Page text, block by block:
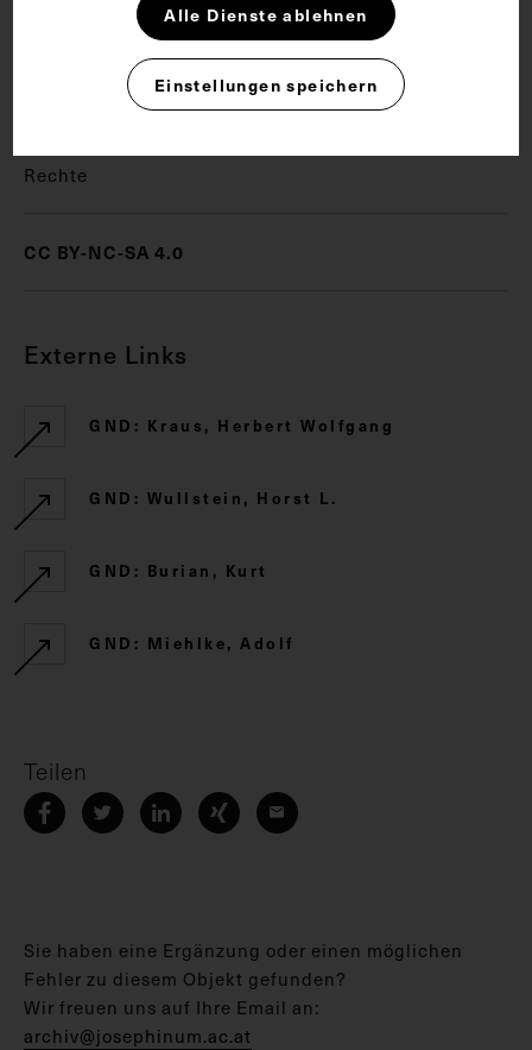
Mikrochirurgie
Versammlung
Zeitungsdruck
Rechte
CC BY-NC-SA 4.0
Externe Links
GND: Kraus, Herbert Wolfgang
GND: Wullstein, Horst L.
GND: Burian, Kurt
GND: Miehlke, Adolf
Teilen
Sie haben eine Ergänzung oder einen möglichen
Fehler zu diesem Objekt gefunden?
Wir freuen uns auf Ihre Email an:
archiv@josephinum.ac.at
Alle Dienste ablehnen
Einstellungen speichern